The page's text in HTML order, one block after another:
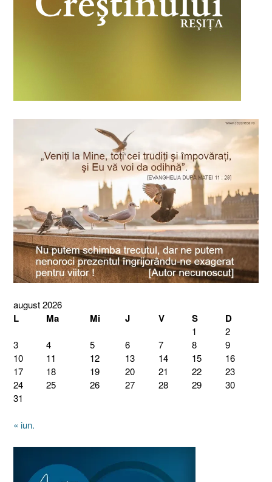
august 2026
L Ma Mi J V S D
1
2
3
4 5 6 7 8
9
10
11 12 13 14 15
16
17
18 19 20 21 22
23
24
25 26 27 28 29
30
31
« iun.